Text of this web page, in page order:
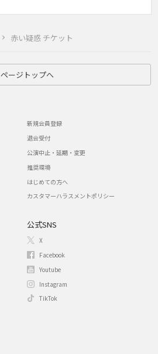
赤い疑惑 チケット
ページトップへ
新規会員登録
退会受付
公演中止・延期・変更
推奨環境
はじめての方へ
カスタマーハラスメントポリシー
公式SNS
X
Facebook
Youtube
Instagram
TikTok